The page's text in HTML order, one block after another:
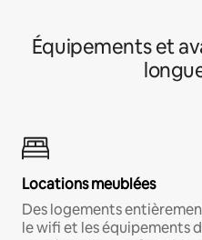
Équipements et
Locations meublées
Des logements
le wifi et les équipements